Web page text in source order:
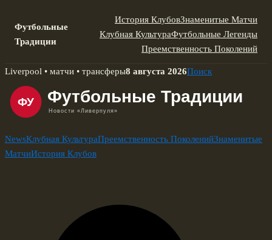
Футбольные
Традиции
История КлубовЗнаменитые Матчи
Клубная КультураФутбольные Легенды
Преемственность Поколений
Skip
content
Liverpool • матчи • трансферы8 августа 2026Поиск
NewsКлубная КультураПреемственность ПоколенийЗнаменитые
МатчиИстория Клубов